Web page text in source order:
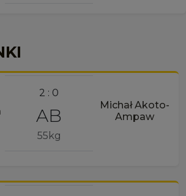
2 : 0
AB
55kg
Michał Akoto-
Ampaw